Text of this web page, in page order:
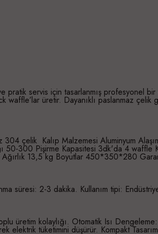
servis için tasarlanmış profesyonel
waffle’lar üretir. Dayanıklı paslanmaz
çelik Kalıp Malzemesi Aluminyum
50-300 Pişirme Kapasitesi 3dk'da 4 waffle
13,5 kg Boyutlar 450*350*280
süresi: 2-3 dakika. Kullanım tipi:
üretim kolaylığı. Otomatik Isı
elektrik tüketimini düşürür. Kompakt